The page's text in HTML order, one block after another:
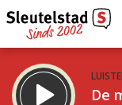
De